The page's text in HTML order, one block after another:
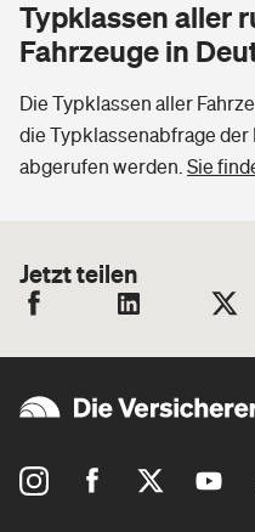
Typklassen aller
Fahrzeuge in
Die Typklassen aller
die Typklassenabfrage
abgerufen werden. Sie
Jetzt teilen